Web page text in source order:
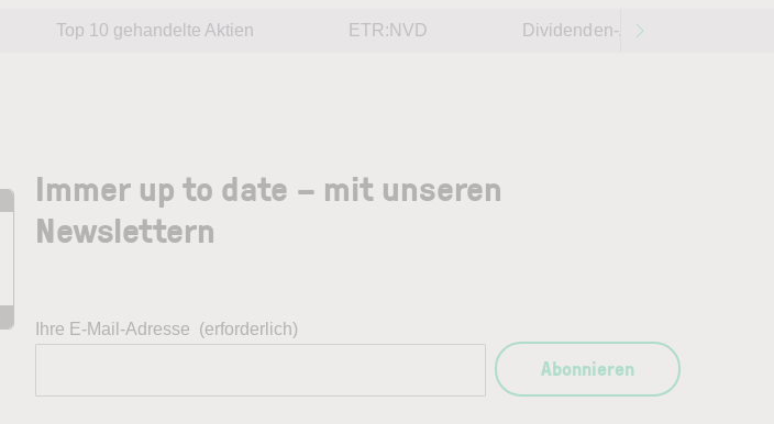
Top 10 gehandelte Aktien ETR:NVD Dividenden-Aktien weltweit
Immer up to date – mit unseren
Newslettern
Ihre E-Mail-Adresse (erforderlich)
Abonnieren